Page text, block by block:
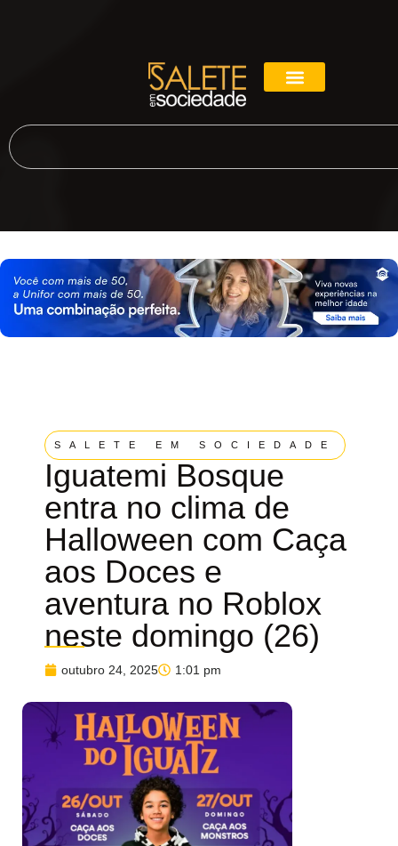
SALETE EM SOCIEDADE
Iguatemi Bosque
entra no clima de
Halloween com Caça
aos Doces e
aventura no Roblox
neste domingo (26)
outubro 24, 2025 1:01 pm